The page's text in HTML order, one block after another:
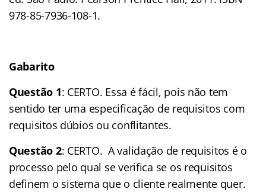
978-85-7936-108-1.
Gabarito
Questão 1: CERTO. Essa é fácil, pois não tem
sentido ter uma especificação de requisitos com
requisitos dúbios ou conflitantes.
Questão 2: CERTO. A validação de requisitos é o
processo pelo qual se verifica se os requisitos
definem o sistema que o cliente realmente quer.